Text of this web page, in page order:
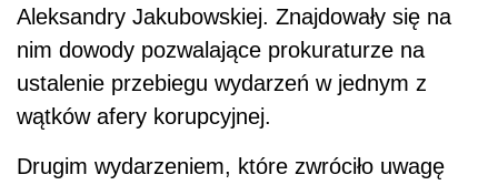
Aleksandry Jakubowskiej. Znajdowały się na
nim dowody pozwalające prokuraturze na
ustalenie przebiegu wydarzeń w jednym z
wątków afery korupcyjnej.
Drugim wydarzeniem, które zwróciło uwagę